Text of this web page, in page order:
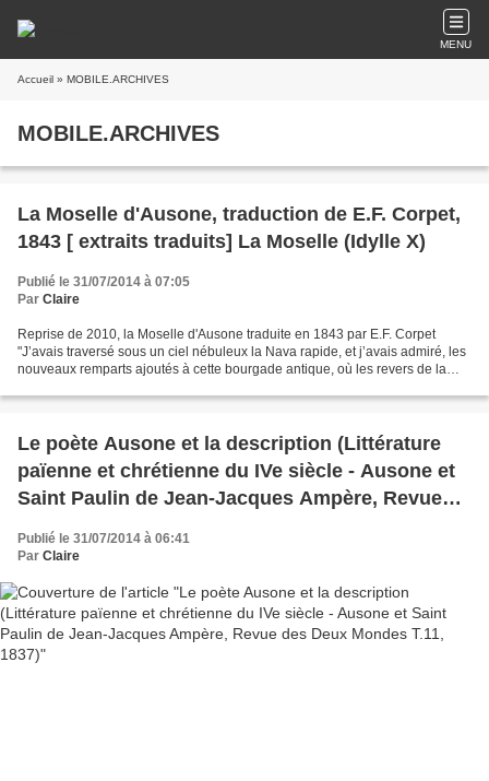
MENU
Accueil » MOBILE.ARCHIVES
MOBILE.ARCHIVES
La Moselle d'Ausone, traduction de E.F. Corpet,
1843 [ extraits traduits] La Moselle (Idylle X)
Publié le 31/07/2014 à 07:05
Par Claire
Reprise de 2010, la Moselle d'Ausone traduite en 1843 par E.F. Corpet
"J’avais traversé sous un ciel nébuleux la Nava rapide, et j’avais admiré, les
nouveaux remparts ajoutés à cette bourgade antique, où les revers de la
Le poète Ausone et la description (Littérature
païenne et chrétienne du IVe siècle - Ausone et
Saint Paulin de Jean-Jacques Ampère, Revue
des Deux Mondes T.11, 1837)
Publié le 31/07/2014 à 06:41
Par Claire